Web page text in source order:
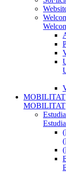
MOBILITAT
MOBILITAT